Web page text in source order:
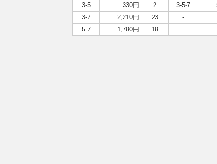
3-5
330円 2 3-5-7
3-7
2,210円 23
-
5-7
1,790円 19 -